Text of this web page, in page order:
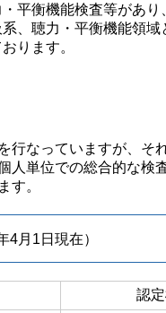
平衡機能検査等があり
、聴力・平衡機能領
ります。
行なっていますが、そ
人単位での総合的な検
す。
4月1日現在）
認